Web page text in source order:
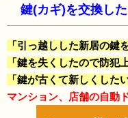
鍵(カギ)を交換し
「引っ越しした新居の鍵
「鍵を失くしたので防犯
「鍵が古くて新しくした
マンション、店舗の自動